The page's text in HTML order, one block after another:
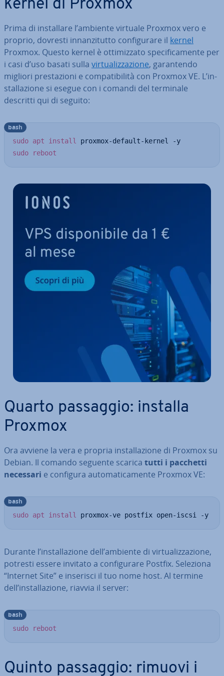
kernel di Proxmox
Prima di in­stal­la­re l’ambiente virtuale Proxmox vero e
proprio, dovresti in­nan­zi­tut­to con­fi­gu­ra­re il kernel
Proxmox. Questo kernel è ot­ti­miz­za­to spe­ci­fi­ca­men­te per
i casi d’uso basati sulla vir­tua­liz­za­zio­ne, ga­ran­ten­do
migliori pre­sta­zio­ni e com­pa­ti­bi­li­tà con Proxmox VE. L’in­
stal­la­zio­ne si esegue con i comandi del terminale
descritti qui di seguito:
sudo apt install
sudo
reboot
bash
Quarto passaggio: installa
Proxmox
Ora avviene la vera e propria in­stal­la­zio­ne di Proxmox su
Debian. Il comando seguente scarica tutti i pacchetti
necessari e configura au­to­ma­ti­ca­men­te Proxmox VE:
sudo apt install proxmox-ve postfix open-iscsi -y
bash
Durante l’in­stal­la­zio­ne dell’ambiente di vir­tua­liz­za­zio­ne,
potresti essere invitato a con­fi­gu­ra­re Postfix. Seleziona
“Internet Site” e inserisci il tuo nome host. Al termine
dell’in­stal­la­zio­ne, riavvia il server:
sudo reboot
bash
Quinto passaggio: rimuovi i